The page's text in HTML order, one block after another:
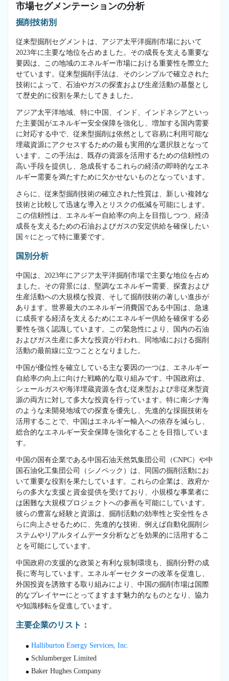
市場セグメンテーションの分析
掘削技術別
従来型掘削セグメントは、アジア太平洋掘削市場において
2023年に主要な地位を占めました。その成長を支える重要な
要因は、この地域のエネルギー市場における重要性を際立た
せています。従来型掘削手法は、そのシンプルで確立された
技術によって、石油やガスの探査および生産活動の基盤とし
て歴史的に役割を果たしてきました。
アジア太平洋地域、特に中国、インド、インドネシアといっ
た主要国がエネルギー安全保障を強化し、増加する国内需要
に対応する中で、従来型掘削は依然として容易に利用可能な
埋蔵資源にアクセスするための最も実用的な選択肢となって
います。この手法は、既存の資源を活用するための信頼性の
高い手段を提供し、急成長するこれらの経済の即時的なエネ
ルギー需要を満たすために欠かせないものとなっています。
さらに、従来型掘削技術の確立された性質は、新しい複雑な
技術と比較して迅速な導入とリスクの低減を可能にします。
この信頼性は、エネルギー自給率の向上を目指しつつ、経済
成長を支えるための石油およびガスの安定供給を確保したい
国々にとって特に重要です。
国別分析
中国は、2023年にアジア太平洋掘削市場で主要な地位を占め
ました。その背景には、堅調なエネルギー需要、探査および
生産活動への大規模な投資、そして掘削技術の著しい進歩が
あります。世界最大のエネルギー消費国である中国は、急速
に成長する経済を支えるためにエネルギー供給を確保する必
要性を強く認識しています。この緊急性により、国内の石油
およびガス生産に多大な投資が行われ、同地域における掘削
活動の最前線に立つこととなりました。
中国が優位性を確立している主な要因の一つは、エネルギー
自給率の向上に向けた戦略的な取り組みです。中国政府は、
シェールガスや海洋埋蔵資源を含む従来型および非従来型資
源の両方に対して多大な投資を行っています。特に南シナ海
のような未開発地域での探査を優先し、先進的な採掘技術を
活用することで、中国はエネルギー輸入への依存を減らし、
総合的なエネルギー安全保障を強化することを目指していま
す。
中国の国有企業である中国石油天然気集団公司（CNPC）や中
国石油化工集団公司（シノペック）は、同国の掘削活動にお
いて重要な役割を果たしています。これらの企業は、政府か
らの多大な支援と資金提供を受けており、小規模な事業者に
は困難な大規模プロジェクトへの参画を可能にしています。
彼らの豊富な経験と資源は、掘削活動の効率性と安全性をさ
らに向上させるために、先進的な技術、例えば自動化掘削シ
ステムやリアルタイムデータ分析などを効果的に活用するこ
とを可能にしています。
中国政府の支援的な政策と有利な規制環境も、掘削分野の成
長に寄与しています。エネルギーセクターの改革を促進し、
外国投資を誘致する取り組みにより、中国の掘削市場は国際
的なプレイヤーにとってますます魅力的なものとなり、協力
や知識移転を促進しています。
主要企業のリスト：
Halliburton Energy Services, Inc.
Schlumberger Limited
Baker Hughes Company